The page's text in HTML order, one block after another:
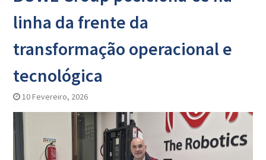
linha da frente da
transformação operacional e
tecnológica
10 Fevereiro, 2026